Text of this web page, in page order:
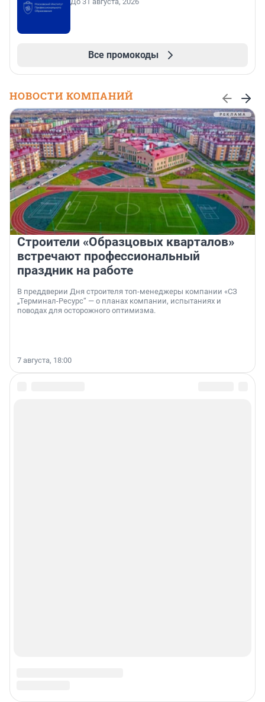
Все промокоды
НОВОСТИ КОМПАНИЙ
Строители «Образцовых кварталов»
встречают профессиональный
праздник на работе
В преддверии Дня строителя топ-менеджеры компании «СЗ
„Терминал-Ресурс“ — о планах компании, испытаниях и
поводах для осторожного оптимизма.
7 августа, 18:00